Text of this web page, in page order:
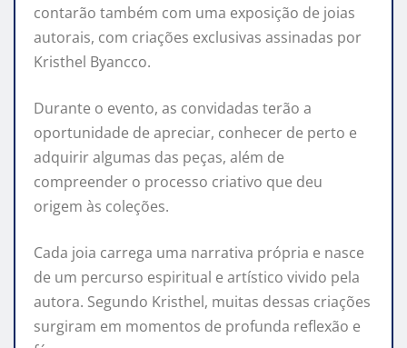
contarão também com uma exposição de joias
autorais, com criações exclusivas assinadas por
Kristhel Byancco.
Durante o evento, as convidadas terão a
oportunidade de apreciar, conhecer de perto e
adquirir algumas das peças, além de
compreender o processo criativo que deu
origem às coleções.
Cada joia carrega uma narrativa própria e nasce
de um percurso espiritual e artístico vivido pela
autora. Segundo Kristhel, muitas dessas criações
surgiram em momentos de profunda reflexão e